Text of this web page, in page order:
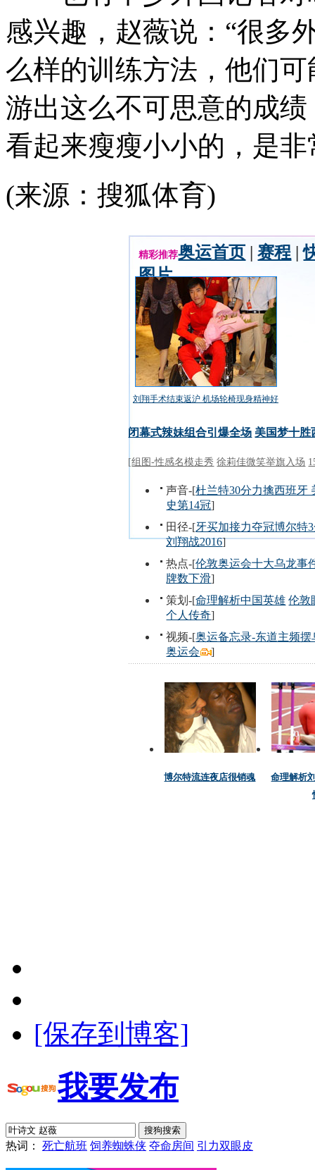
感兴趣，赵薇说：“很多
么样的训练方法，他们
游出这么不可思意的成
看起来瘦瘦小小的，是
(来源：搜狐体育)
精彩推荐奥运首页 |赛程 |
图片
刘翔手术结束返沪 机场轮椅现身精神好
闭幕式辣妹组合引爆全场 美国梦十胜
[组图-性感名模走秀 徐莉佳微笑举旗入场
声音-[杜兰特30分力擒西班牙
史第14冠]
田径-[牙买加接力夺冠博尔特
刘翔战2016]
热点-[伦敦奥运会十大乌龙事
牌数下滑]
策划-[命理解析中国英雄 伦敦
个人传奇]
视频-[奥运备忘录-东道主频
奥运会
]
博尔特流连夜店很销魂
命理解析
[保存到博客]
我要发布
热词： 死亡航班 饲养蜘蛛侠 夺命房间 引力双眼皮